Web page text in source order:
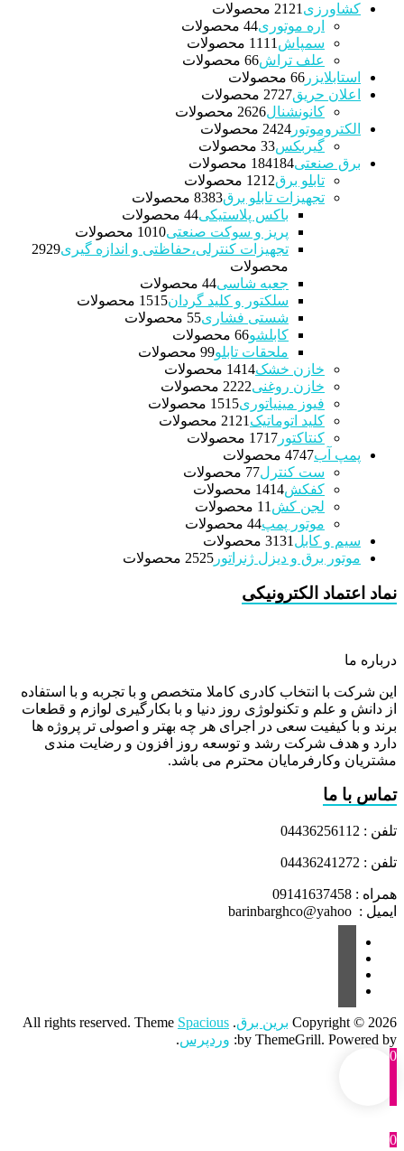
کشاورزی 21 21 محصولات
اره موتوری 44 محصولات
سمپاش
11 11 محصولات
علف تراش 66 محصولات
استابلایزر
66 محصولات
اعلان حریق
2727 محصولات
کانونشنال
2626 محصولات
الکتروموتور
2424 محصولات
گیربکس 33 محصولات
برق صنعتی
184184 محصولات
تابلو برق
1212 محصولات
تجهیزات تابلو برق
8383 محصولات
باکس پلاستیکی 44 محصولات
پریز و سوکت صنعتی
1010 محصولات
تجهیزات کنترلی،حفاظتی و اندازه گیری
2929
محصولات
جعبه شاسی 44 محصولات
سلکتور و کلید گردان
1515 محصولات
شستی فشاری 55 محصولات
کابلشو 66 محصولات
ملحقات تابلو 99 محصولات
خازن خشک
1414 محصولات
خازن روغنی
2222 محصولات
فیوز مینیاتوری
1515 محصولات
کلید اتوماتیک
21 21 محصولات
کنتاکتور
1717 محصولات
پمپ آب
4747 محصولات
ست کنترل 77 محصولات
کفکش
1414 محصولات
لجن کش
1 1 محصولات
موتور پمپ 44 محصولات
سیم و کابل
3131 محصولات
موتور برق و دیزل ژنراتور
2525 محصولات
نماد اعتماد الکترونیکی
درباره ما
این شرکت با انتخاب کادری کاملا متخصص و با تجربه و با استفاده
از دانش و علم و تکنولوژی روز دنیا و با بکارگیری لوازم و قطعات
برند و با کیفیت سعی در اجرای هر چه بهتر و اصولی تر پروژه ها
دارد و هدف شرکت رشد و توسعه روز افزون و رضایت مندی
مشتریان وکارفرمایان محترم می باشد.
تماس با ما
تلفن : 04436256112
تلفن : 04436241272
همراه : 09141637458
ایمیل : barinbarghco@yahoo
Copyright © 2026 برین برق. All rights reserved. Theme
Spacious
by ThemeGrill. Powered by: وردپرس.
0
0